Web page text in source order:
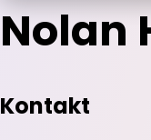
Nolan
Kontakt